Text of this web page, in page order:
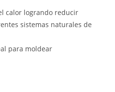
calor logrando reducir
sistemas naturales de
para moldear